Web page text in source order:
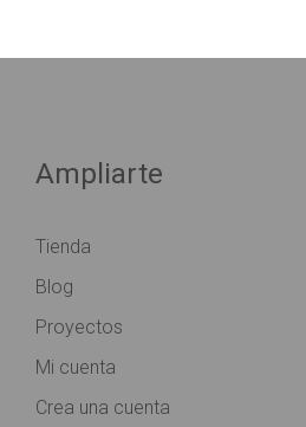
Ampliarte
Tienda
Blog
Proyectos
Mi cuenta
Crea una cuenta